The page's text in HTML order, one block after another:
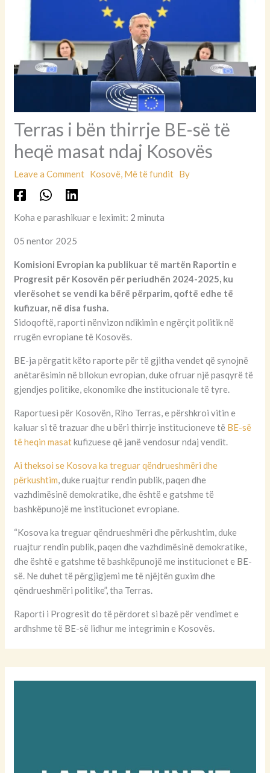
Terras i bën thirrje BE-së të
heqë masat ndaj Kosovës
Leave a Comment Kosovë, Më të fundit By
Koha e parashikuar e leximit: 2 minuta
05 nentor 2025
Komisioni Evropian ka publikuar të martën Raportin e
Progresit për Kosovën për periudhën 2024-2025, ku
vlerësohet se vendi ka bërë përparim, qoftë edhe të
kufizuar, në disa fusha.
Sidoqoftë, raporti nënvizon ndikimin e ngërçit politik në
rrugën evropiane të Kosovës.
BE-ja përgatit këto raporte për të gjitha vendet që synojnë
anëtarësimin në bllokun evropian, duke ofruar një pasqyrë të
gjendjes politike, ekonomike dhe institucionale të tyre.
Raportuesi për Kosovën, Riho Terras, e përshkroi vitin e
kaluar si të trazuar dhe u bëri thirrje institucioneve të BE-së
të heqin masatkufizuese që janë vendosur ndaj vendit.
Ai theksoi se Kosova ka treguar qëndrueshmëri dhe
përkushtim, duke ruajtur rendin publik, paqen dhe
vazhdimësinë demokratike, dhe është e gatshme të
bashkëpunojë me institucionet evropiane.
“Kosova ka treguar qëndrueshmëri dhe përkushtim, duke
ruajtur rendin publik, paqen dhe vazhdimësinë demokratike,
dhe është e gatshme të bashkëpunojë me institucionet e BE-
së. Ne duhet të përgjigjemi me të njëjtën guxim dhe
qëndrueshmëri politike”, tha Terras.
Raporti i Progresit do të përdoret si bazë për vendimet e
ardhshme të BE-së lidhur me integrimin e Kosovës.